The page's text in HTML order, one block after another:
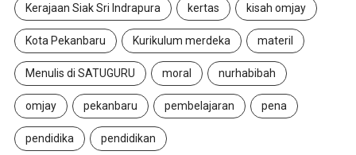
Kerajaan Siak Sri Indrapura kertas kisah omjay
Kota Pekanbaru Kurikulum merdeka materil
Menulis di SATUGURU moral nurhabibah
omjay pekanbaru pembelajaran pena
pendidika pendidikan